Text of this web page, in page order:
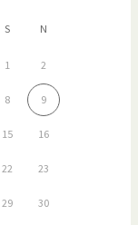
S N
1 2
8 9
15 16
22 23
29 30